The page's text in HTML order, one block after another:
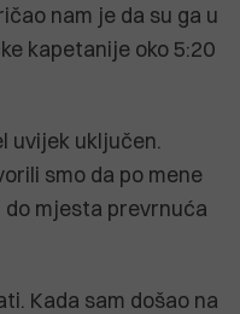
nam je da su ga u
kapetanije oko 5:20
uvijek uključen.
smo da po mene
mjesta prevrnuća
Kada sam došao na